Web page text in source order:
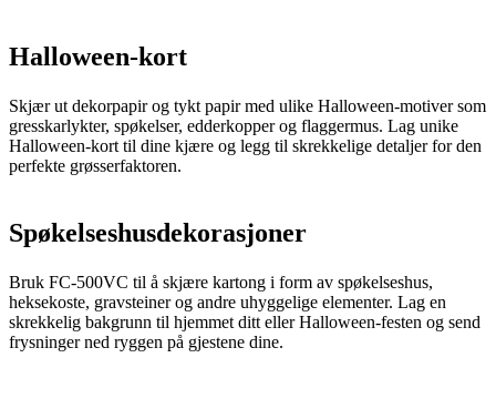
Halloween-kort
Skjær ut dekorpapir og tykt papir med ulike Halloween-motiver som
gresskarlykter, spøkelser, edderkopper og flaggermus. Lag unike
Halloween-kort til dine kjære og legg til skrekkelige detaljer for den
perfekte grøsserfaktoren.
Spøkelseshusdekorasjoner
Bruk FC-500VC til å skjære kartong i form av spøkelseshus,
heksekoste, gravsteiner og andre uhyggelige elementer. Lag en
skrekkelig bakgrunn til hjemmet ditt eller Halloween-festen og send
frysninger ned ryggen på gjestene dine.